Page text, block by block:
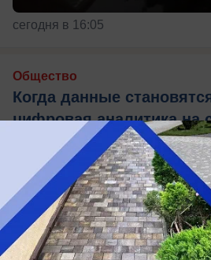
сегодня в 16:05
Общество
Когда данные
цифровая аналитика на
инфраструктуры